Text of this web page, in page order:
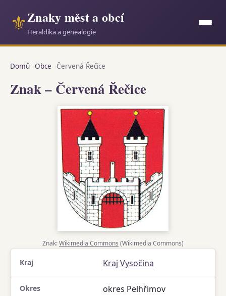
⚜Znaky měst a obcí
Heraldika a genealogie
Domů Obce Červená Řečice
Znak – Červená Řečice
Znak:Wikimedia Commons (Wikimedia Commons)
Kraj Kraj Vysočina
Okres okres Pelhřimov